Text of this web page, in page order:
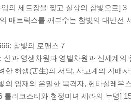
의 세트장을 찢고 실상의 참빛으로] 3
매트릭스를 깨부수는 참빛의 대반전
참빛의 로맨스 7
신과 영생차원과 영벌차원과 신세계의
한 해생(害生)의 서막, 사교계의 지배자
의 임재와 은밀한 목격자, 헨바실레우
롤러코스터와 청정미녀 세라의 누명] 15